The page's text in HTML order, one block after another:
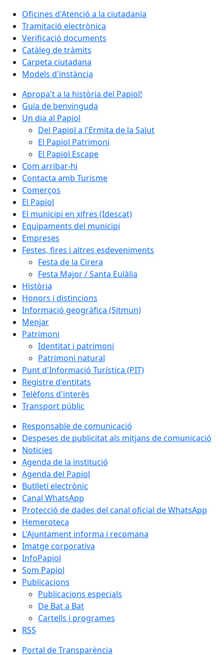
Oficines d'Atenció a la ciutadania
Tramitació electrònica
Verificació documents
Catàleg de tràmits
Carpeta ciutadana
Models d'instància
Apropa't a la història del Papiol!
Guia de benvinguda
Un dia al Papiol
Del Papiol a l'Ermita de la Salut
El Papiol Patrimoni
El Papiol Escape
Com arribar-hi
Contacta amb Turisme
Comerços
El Papiol
El municipi en xifres (Idescat)
Equipaments del municipi
Empreses
Festes, fires i altres esdeveniments
Festa de la Cirera
Festa Major / Santa Eulàlia
Història
Honors i distincions
Informació geogràfica (Sitmun)
Menjar
Patrimoni
Identitat i patrimoni
Patrimoni natural
Punt d'Informació Turística (PIT)
Registre d'entitats
Telèfons d'interès
Transport públic
Responsable de comunicació
Despeses de publicitat als mitjans de comunicació
Noticies
Agenda de la institució
Agenda del Papiol
Butlletí electrònic
Canal WhatsApp
Protecció de dades del canal oficial de WhatsApp
Hemeroteca
L'Ajuntament informa i recomana
Imatge corporativa
InfoPapiol
Som Papiol
Publicacions
Publicacions especials
De Bat a Bat
Cartells i programes
RSS
Portal de Transparència